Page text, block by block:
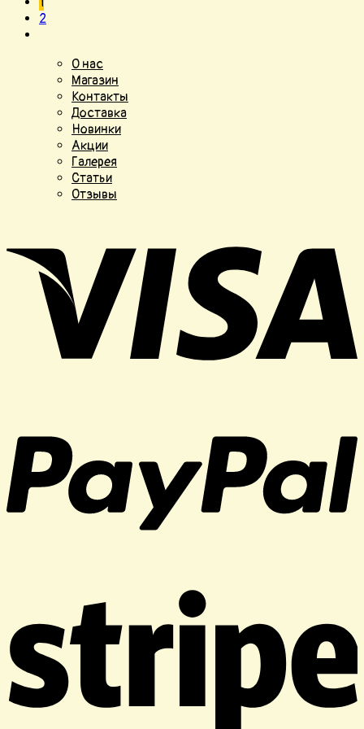
2
О нас
Магазин
Контакты
Доставка
Новинки
Акции
Галерея
Статьи
Отзывы